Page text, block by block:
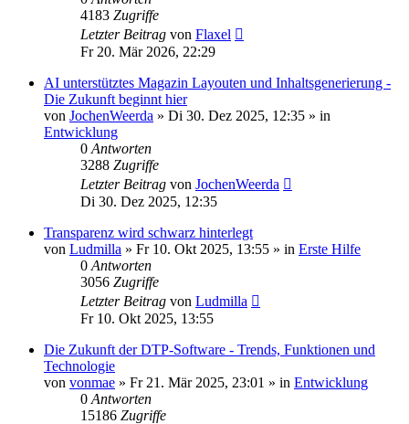
4183 Zugriffe
Letzter Beitrag von Flaxel
Fr 20. Mär 2026, 22:29
AI unterstütztes Magazin Layouten und Inhaltsgenerierung -
Die Zukunft beginnt hier
von JochenWeerda » Di 30. Dez 2025, 12:35 » in
Entwicklung
0 Antworten
3288 Zugriffe
Letzter Beitrag von JochenWeerda
Di 30. Dez 2025, 12:35
Transparenz wird schwarz hinterlegt
von Ludmilla » Fr 10. Okt 2025, 13:55 » in Erste Hilfe
0 Antworten
3056 Zugriffe
Letzter Beitrag von Ludmilla
Fr 10. Okt 2025, 13:55
Die Zukunft der DTP-Software - Trends, Funktionen und
Technologie
von vonmae » Fr 21. Mär 2025, 23:01 » in Entwicklung
0 Antworten
15186 Zugriffe